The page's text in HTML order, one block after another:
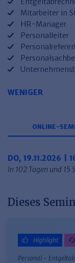
Haufe Zeugnis
Sozialrechtprodukte
Haufe
Haufe Immobilien
Mitarbeiter in
HR-Manager
Personalleiter
WENIGER
ONLINE-
DO, 19.11.2026 |
In 102 Tagen und 15
Dieses
Highlight
Personal -